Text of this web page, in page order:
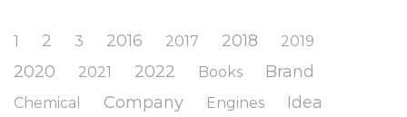
1 2 3 2016 2017 2018 2019
2020 2021 2022 Books Brand
Chemical Company Engines Idea